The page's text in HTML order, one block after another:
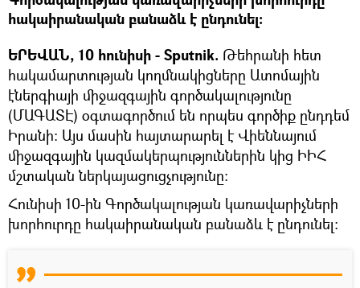
հակաիրանական բանաձև է ընդունել։
ԵՐԵՎԱՆ, 10 հունիսի - Sputnik. Թեհրանի հետ
հակամարտության կողմնակիցները Ատոմային
էներգիայի միջազգային գործակալությունը
(ՄԱԳԱՏԷ) օգտագործում են որպես գործիք ընդդեմ
Իրանի։ Այս մասին հայտարարել է Վիեննայում
միջազգային կազմակերպություններին կից ԻԻՀ
մշտական ներկայացուցչությունը։
Հունիսի 10-ին Գործակալության կառավարիչների
խորհուրդը հակաիրանական բանաձև է ընդունել։